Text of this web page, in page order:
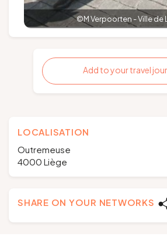
©M Verpoorten - Ville de
Add to your travel
LOCALISATION
Outremeuse
4000 Liège
SHARE ON YOUR NETWORKS